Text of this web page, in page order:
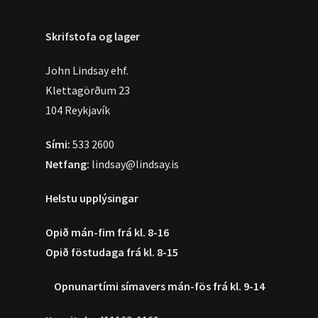
Skrifstofa og lager
John Lindsay ehf.
Klettagörðum 23
104 Reykjavík
Sími: 533 2600
Netfang: lindsay@lindsay.is
Helstu upplýsingar
Opið mán-fim frá kl. 8-16
Opið föstudaga frá kl. 8-15
Opnunartími símavers mán-fös frá kl. 9-14